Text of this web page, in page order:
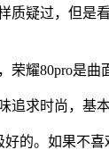
质疑过，但
耀80pro是曲
求时尚，基
的。如果不